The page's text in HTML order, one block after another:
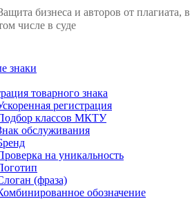
бизнеса и авторов от плагиата, в
числе в суде
знаки
товарного знака
регистрация
классов МКТУ
обслуживания
на уникальность
(фраза)
обозначение